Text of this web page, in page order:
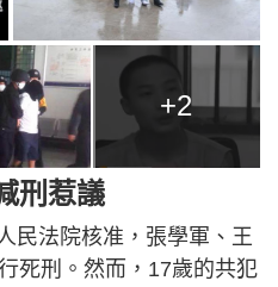
+2
刑惹議
民法院核准，張學軍、王
死刑。然而，17歲的共犯